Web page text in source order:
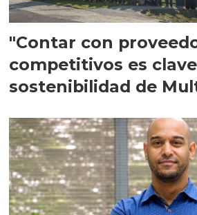
"Contar con
competitivos es
sostenibilidad de